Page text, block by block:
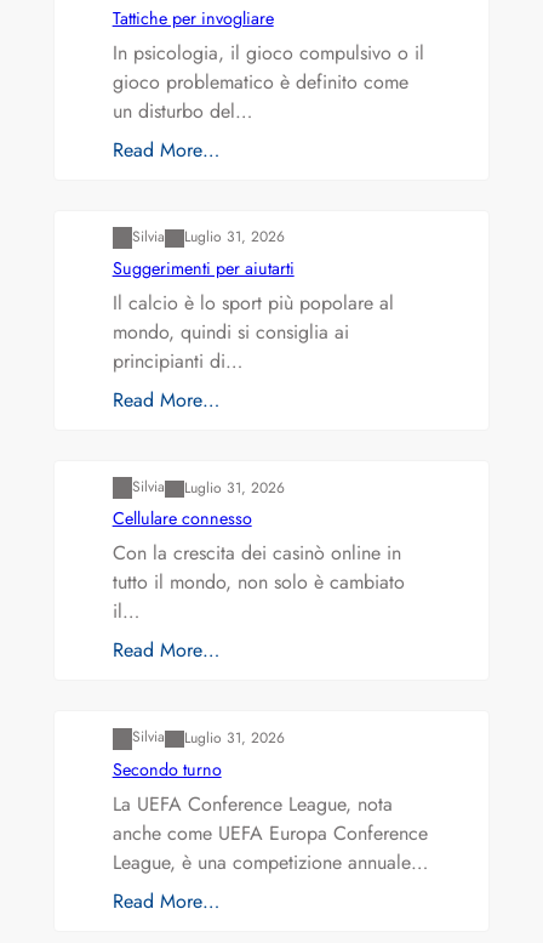
Tattiche per invogliare
In psicologia, il gioco compulsivo o il
gioco problematico è definito come
un disturbo del…
Read More…
Silvia Luglio 31, 2026
Suggerimenti per aiutarti
Il calcio è lo sport più popolare al
mondo, quindi si consiglia ai
principianti di…
Read More…
Silvia Luglio 31, 2026
Cellulare connesso
Con la crescita dei casinò online in
tutto il mondo, non solo è cambiato
il…
Read More…
Silvia Luglio 31, 2026
Secondo turno
La UEFA Conference League, nota
anche come UEFA Europa Conference
League, è una competizione annuale…
Read More…